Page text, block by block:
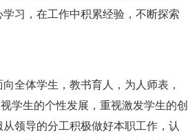
习，在工作中积累经验，不断探索
全体学生，教书育人，为人师表，
学生的个性发展，重视激发学生的创
领导的分工积极做好本职工作，认